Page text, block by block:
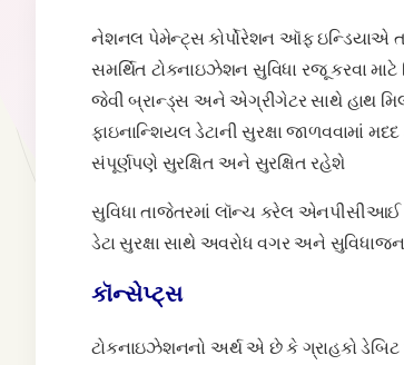
નેશનલ પેમેન્ટ્સ કોર્પોરેશન ઑફ ઇન્ડિયાએ
સમર્થિત ટોકનાઇઝેશન સુવિધા રજૂ કરવા
જેવી બ્રાન્ડ્સ અને એગ્રીગેટર સાથે હાથ
ફાઇનાન્શિયલ ડેટાની સુરક્ષા જાળવવામાં
સંપૂર્ણપણે સુરક્ષિત અને સુરક્ષિત રહેશે
સુવિધા તાજેતરમાં લૉન્ચ કરેલ
ડેટા સુરક્ષા સાથે અવરોધ વગર અને
કૉન્સેપ્ટ્સ
ટોકનાઇઝેશનનો અર્થ એ છે કે ગ્રાહકો ડેબિટ